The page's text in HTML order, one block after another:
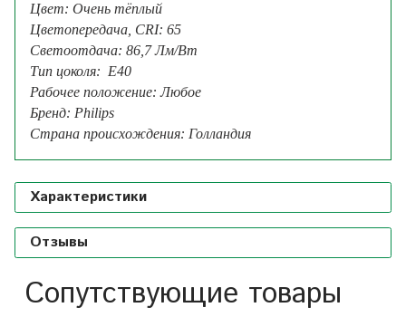
Цвет: Очень тёплый
Цветопередача, CRI: 65
Светоотдача: 86,7 Лм/Вт
Тип цоколя: E40
Рабочее положение: Любое
Бренд: Philips
Страна происхождения: Голландия
Характеристики
Отзывы
Сопутствующие товары